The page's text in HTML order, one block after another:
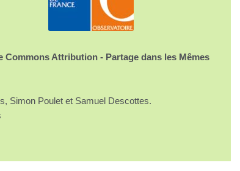
Commons Attribution - Partage dans les Mêmes
Simon Poulet et Samuel Descottes.